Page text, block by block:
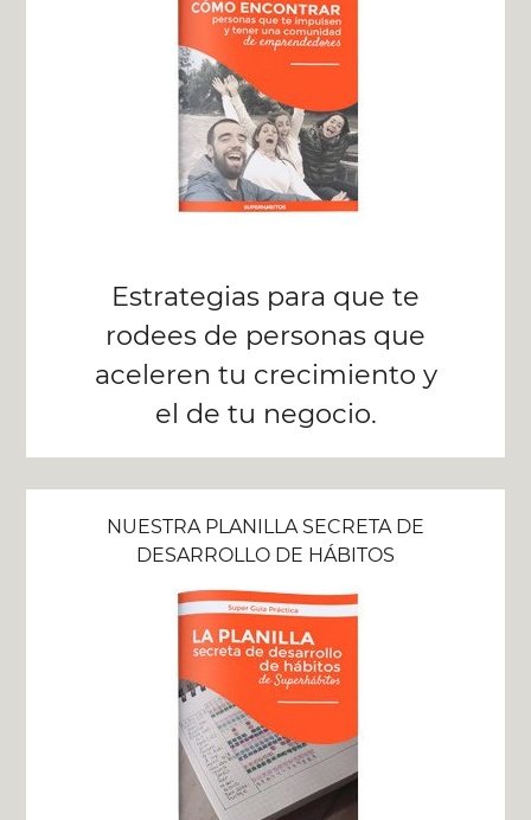
Estrategias para que te
rodees de personas que
aceleren tu crecimiento y
el de tu negocio.
NUESTRA PLANILLA SECRETA DE
DESARROLLO DE HÁBITOS